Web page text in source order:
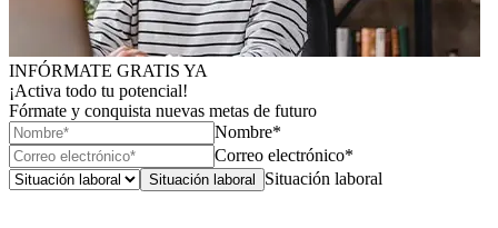
INFÓRMATE GRATIS YA
¡Activa todo tu potencial!
Fórmate y conquista nuevas metas de futuro
Nombre*
Correo electrónico*
Situación laboral Situación laboral